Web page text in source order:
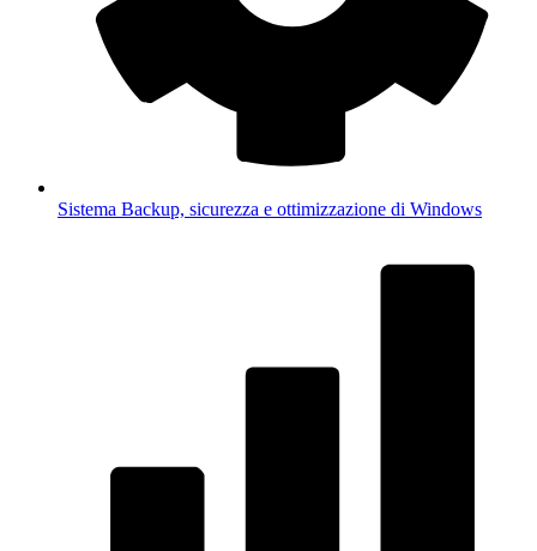
Sistema Backup, sicurezza e ottimizzazione di Windows